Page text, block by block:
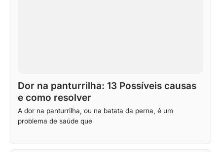
Dor na panturrilha: 13 Possíveis causas
e como resolver
A dor na panturrilha, ou na batata da perna, é um
problema de saúde que